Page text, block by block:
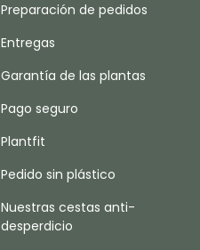
Preparación de pedidos
Entregas
Garantía de las plantas
Pago seguro
Plantfit
Pedido sin plástico
Nuestras cestas anti-
desperdicio